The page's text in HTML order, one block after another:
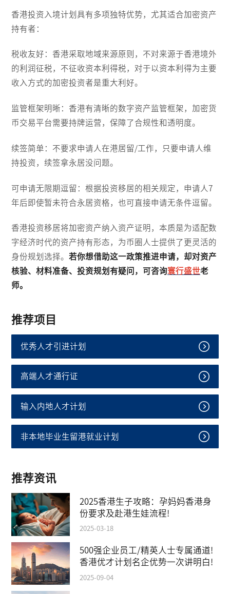
香港投资入境计划具有多项独特优势，尤其适合加密资产
持有者：
税收友好：香港采取地域来源原则，不对来源于香港境外
的利润征税，不征收资本利得税，对于以资本利得为主要
收入方式的加密投资者是重大利好。
监管框架明晰：香港有清晰的数字资产监管框架，加密货
币交易平台需要持牌运营，保障了合规性和透明度。
续签简单：不要求申请人在港居留/工作，只要申请人维
持投资，续签拿永居没问题。
可申请无限期逗留：根据投资移居的相关规定，申请人7
年后即使暂未符合永居资格，也可直接申请无条件逗留。
香港投资移居将加密资产纳入资产证明，本质是为适配数
字经济时代的资产持有形态，为币圈人士提供了更灵活的
身份规划选择。若你想借助这一政策推进申请，却对资产
核验、材料准备、投资规划有疑问，可咨询寰行盛世老
师。
推荐项目
优秀人才引进计划
高端人才通行证
输入内地人才计划
非本地毕业生留港就业计划
推荐资讯
2025香港生子攻略：孕妈妈香港身
份要求及赴港生娃流程!
2025-03-18
500强企业员工/精英人士专属通道!
香港优才计划名企优势一次讲明白!
2025-09-04